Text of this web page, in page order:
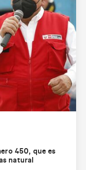
450, que es
natural